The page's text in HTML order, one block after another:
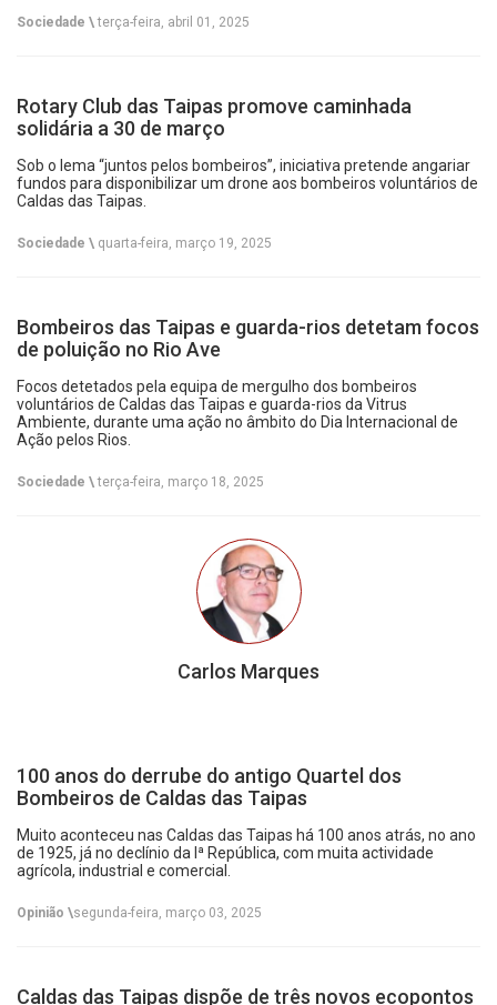
Sociedade \terça-feira, abril 01, 2025
Rotary Club das Taipas promove caminhada
solidária a 30 de março
Sob o lema “juntos pelos bombeiros”, iniciativa pretende angariar
fundos para disponibilizar um drone aos bombeiros voluntários de
Caldas das Taipas.
Sociedade \ quarta-feira, março 19, 2025
Bombeiros das Taipas e guarda-rios detetam focos
de poluição no Rio Ave
Focos detetados pela equipa de mergulho dos bombeiros
voluntários de Caldas das Taipas e guarda-rios da Vitrus
Ambiente, durante uma ação no âmbito do Dia Internacional de
Ação pelos Rios.
Sociedade \terça-feira, março 18, 2025
Carlos Marques
100 anos do derrube do antigo Quartel dos
Bombeiros de Caldas das Taipas
Muito aconteceu nas Caldas das Taipas há 100 anos atrás, no ano
de 1925, já no declínio da Iª República, com muita actividade
agrícola, industrial e comercial.
Opinião \segunda-feira, março 03, 2025
Caldas das Taipas dispõe de três novos ecopontos